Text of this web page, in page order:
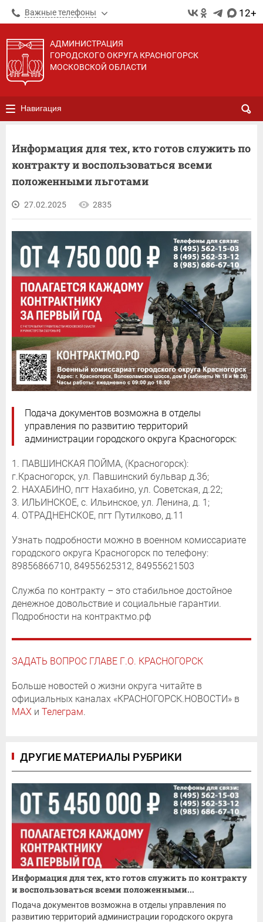
Важные телефоны 12+
АДМИНИСТРАЦИЯ
ГОРОДСКОГО ОКРУГА КРАСНОГОРСК
МОСКОВСКОЙ ОБЛАСТИ
Навигация
Информация для тех, кто готов служить по
контракту и воспользоваться всеми
положенными льготами
27.02.2025 2835
Подача документов возможна в отделы
управления по развитию территорий
администрации городского округа Красногорск:
1. ПАВШИНСКАЯ ПОЙМА, (Красногорск):
г.Красногорск, ул. Павшинский бульвар д.36;
2. НАХАБИНО, пгт Нахабино, ул. Советская, д.22;
3. ИЛЬИНСКОЕ, с. Ильинское, ул. Ленина, д. 1;
4. ОТРАДНЕНСКОЕ, пгт Путилково, д.11
Узнать подробности можно в военном комиссариате
городского округа Красногорск по телефону:
89856866710, 84955625312, 84955621503
Служба по контракту – это стабильное достойное
денежное довольствие и социальные гарантии.
Подробности на контрактмо.рф
ЗАДАТЬ ВОПРОС ГЛАВЕ Г.О. КРАСНОГОРСК
Больше новостей о жизни округа читайте в
официальных каналах «КРАСНОГОРСК.НОВОСТИ» в
MAX и Телеграм.
ДРУГИЕ МАТЕРИАЛЫ РУБРИКИ
Информация для тех, кто готов служить по контракту
и воспользоваться всеми положенными...
Подача документов возможна в отделы управления по
развитию территорий администрации городского округа